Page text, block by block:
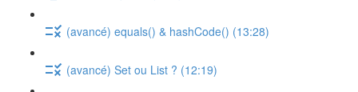
(avancé) equals() & hashCode() (13:28)
(avancé) Set ou List ? (12:19)